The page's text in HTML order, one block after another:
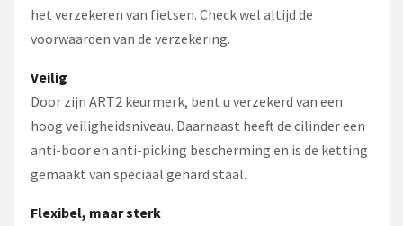
het verzekeren van fietsen. Check wel altijd de
voorwaarden van de verzekering.
Veilig
Door zijn ART2 keurmerk, bent u verzekerd van een
hoog veiligheidsniveau. Daarnaast heeft de cilinder een
anti-boor en anti-picking bescherming en is de ketting
gemaakt van speciaal gehard staal.
Flexibel, maar sterk